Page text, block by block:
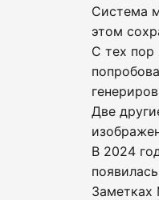
Система
этом
С тех пор
Две
В 2024
Заметках